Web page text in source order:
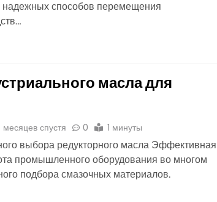
надежных способов перемещения
масла для
месяцев спустя 0 1 минуты
выбора редукторного масла Эффективная
промышленного оборудования во многом
подбора смазочных материалов.